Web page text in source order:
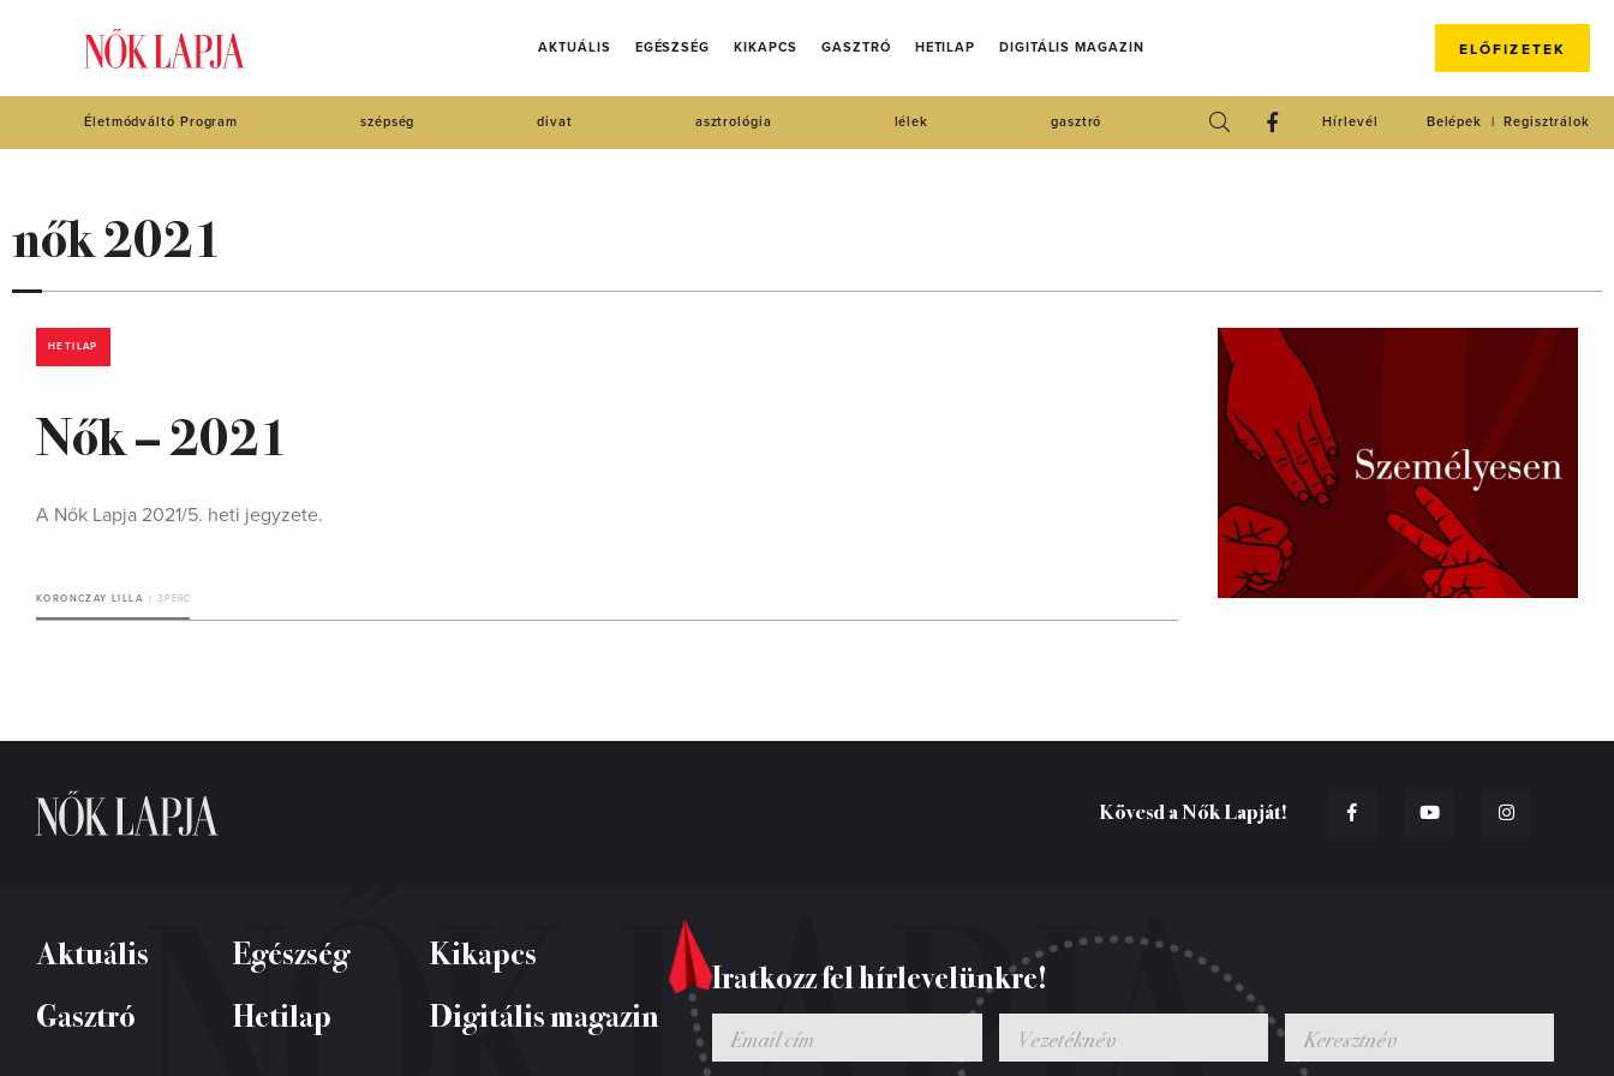
AKTUÁLIS EGÉSZSÉG KIKAPCS GASZTRÓ HETILAP DIGITÁLIS MAGAZIN ELŐFIZETEK
Életmódváltó Program szépség divat asztrológia lélek gasztró Regisztrálok
Belépek
Hírlevél
nők 2021
HETILAP
Nők – 2021
A Nők Lapja 2021/5. heti jegyzete.
KORONCZAY LILLA 3 PERC
Kövesd a Nők Lapját!
Aktuális Egészség
Kikapcs
Gasztró
Hetilap Digitális magazin
Iratkozz fel hírlevelünkre!